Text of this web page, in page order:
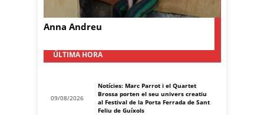
Anna Andreu
ÚLTIMA HORA
09/08/2026
Notícies: Marc Parrot i el Quartet
Brossa porten el seu univers creatiu
al Festival de la Porta Ferrada de Sant
Feliu de Guíxols